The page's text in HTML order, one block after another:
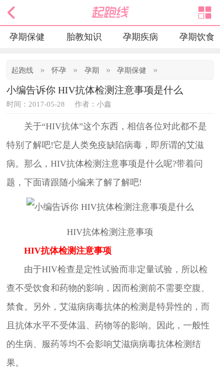
✕
孕期保健 胎教知识 孕期疾病 孕期饮食
起跑线 » 怀孕 » 孕期 » 孕期保健 »
小编告诉你 HIV抗体检测注意事项是什么
时间：2017-05-28 作者：小鑫
关于“HIV抗体”这个东西，相信各位对此都不是
特别了解吧!它是人类免疫缺陷病毒，即所谓的艾滋
病。那么，HIV抗体检测注意事项是什么呢?带着问
题，下面请跟随小编来了解了解吧!
HIV抗体检测注意事项
HIV抗体检测注意事项
由于HIV检查是定性试验而非定量试验，所以检
查不受饮食和药物的影响，因而检测前不需要空腹、
禁食。另外，艾滋病病毒抗体的检测是特异性的，而
且抗体水平不受体温、药物等的影响。因此，一般性
的生病、服药等均不会影响艾滋病病毒抗体检测结
果。